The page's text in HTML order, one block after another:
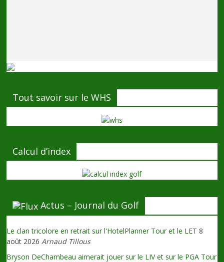
Tout savoir sur le WHS
Calcul d’index
Actus – Journal du Golf
Le clan tricolore en retrait sur l'HotelPlanner Tour et le LET 8
août 2026 Arnaud Tillous
Bryson DeChambeau aimerait jouer sur le LIV et sur le PGA Tour